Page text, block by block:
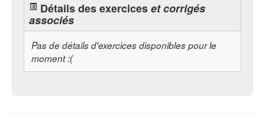
Détails des exerciceset corrigés
associés
Pas de détails d'exercices disponibles pour le
moment :(